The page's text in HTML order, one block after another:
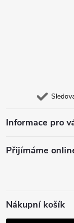
Informace pro
Přijímáme
Nákupní košík